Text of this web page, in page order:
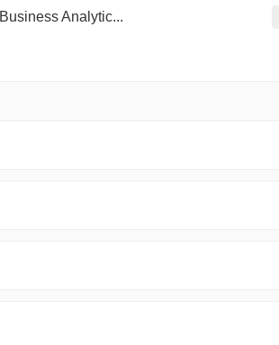
Business Analytic...